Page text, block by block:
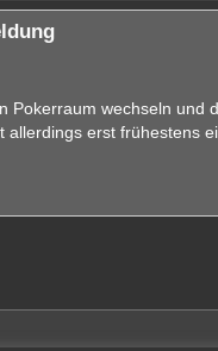
Pokerraum wechseln und
erst frühestens